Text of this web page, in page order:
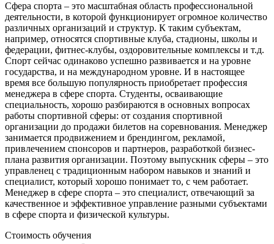
Сфера спорта – это масштабная область профессиональной
деятельности, в которой функционирует огромное количество
различных организаций и структур. К таким субъектам,
например, относятся спортивные клуба, стадионы, школы и
федерации, фитнес-клубы, оздоровительные комплексы и т.д.
Спорт сейчас одинаково успешно развивается и на уровне
государства, и на международном уровне. И в настоящее
время все большую популярность приобретает профессия
менеджера в сфере спорта. Студенты, осваивающие
специальность, хорошо разбираются в основных вопросах
работы спортивной сферы: от создания спортивной
организации до продажи билетов на соревнования. Менеджер
занимается продвижением и брендингом, рекламой,
привлечением спонсоров и партнеров, разработкой бизнес-
плана развития организации. Поэтому выпускник сферы – это
управленец с традиционным набором навыков и знаний и
специалист, который хорошо понимает то, с чем работает.
Менеджер в сфере спорта – это специалист, отвечающий за
качественное и эффективное управление разными субъектами
в сфере спорта и физической культуры.
Стоимость обучения